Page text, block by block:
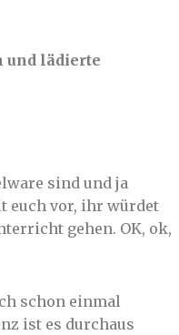
und lädierte
sind und ja
euch vor, ihr würdet
gehen. OK, ok,
schon einmal
ist es durchaus